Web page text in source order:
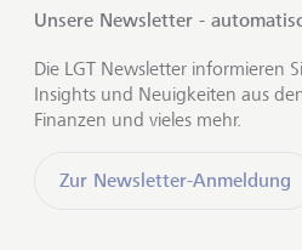
Unsere Newsletter -
Die LGT Newsletter informieren
Insights und Neuigkeiten aus
Finanzen und vieles mehr.
Zur Newsletter-Anmeldung